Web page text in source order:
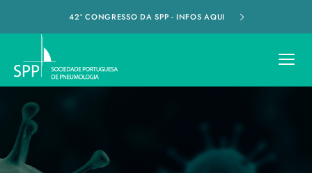
42º CONGRESSO DA SPP - INFOS AQUI